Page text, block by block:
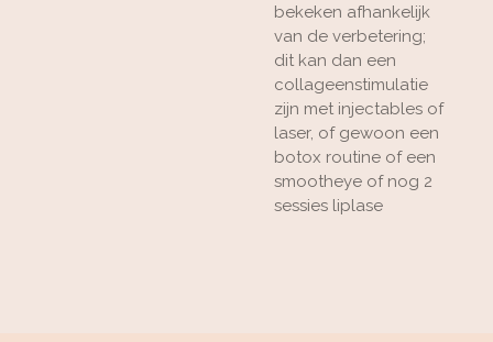
bekeken afhankelijk
van de verbetering;
dit kan dan een
collageenstimulatie
zijn met injectables of
laser, of gewoon een
botox routine of een
smootheye of nog 2
sessies liplase